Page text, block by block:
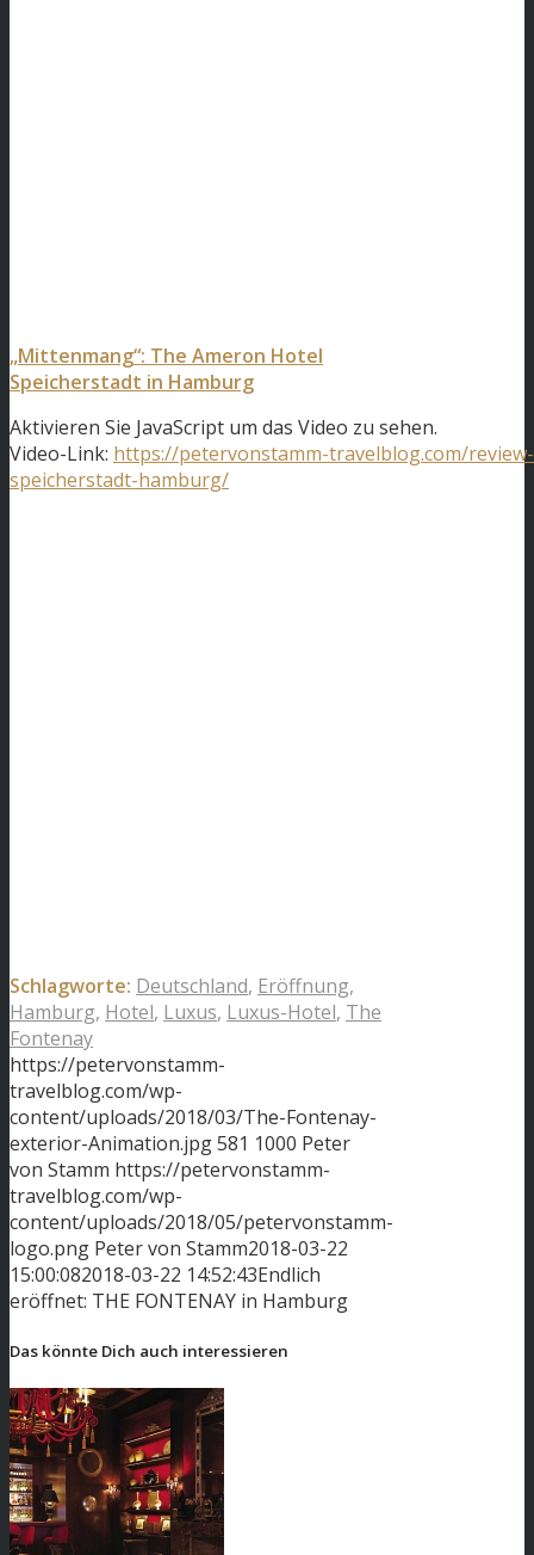
„Mittenmang“: The Ameron Hotel
Speicherstadt in Hamburg
Aktivieren Sie JavaScript um das Video zu sehen.
Video-Link: https://petervonstamm-travelblog.com/
speicherstadt-hamburg/
Schlagworte: Deutschland, Eröffnung,
Hamburg, Hotel, Luxus, Luxus-Hotel, The
Fontenay
https://petervonstamm-
travelblog.com/wp-
content/uploads/2018/03/The-Fontenay-
exterior-Animation.jpg581 1000 Peter
von Stamm https://petervonstamm-
travelblog.com/wp-
content/uploads/2018/05/petervonstamm-
logo.png Peter von Stamm2018-03-22
15:00:082018-03-22 14:52:43Endlich
eröffnet: THE FONTENAY in Hamburg
Das könnte Dich auch interessieren